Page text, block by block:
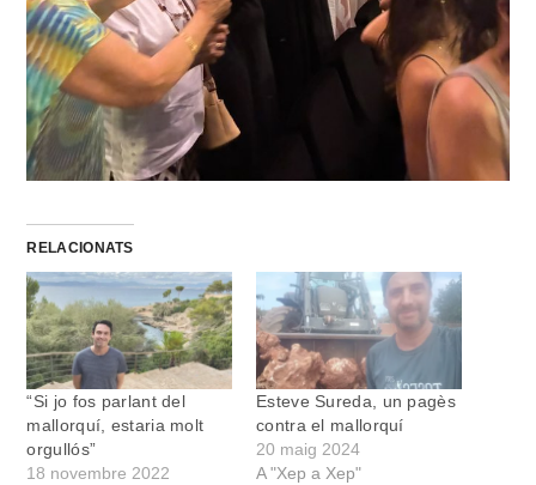
RELACIONATS
“Si jo fos parlant del
mallorquí, estaria molt
orgullós”
18 novembre 2022
Esteve Sureda, un pagès
contra el mallorquí
20 maig 2024
A "Xep a Xep"